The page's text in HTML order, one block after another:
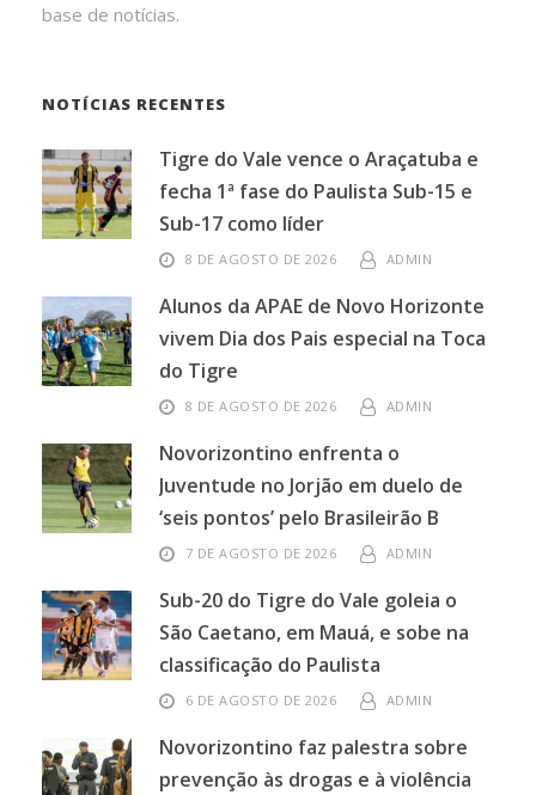
base de notícias.
NOTÍCIAS RECENTES
Tigre do Vale vence o Araçatuba e
fecha 1ª fase do Paulista Sub-15 e
Sub-17 como líder
8 DE AGOSTO DE 2026 ADMIN
Alunos da APAE de Novo Horizonte
vivem Dia dos Pais especial na Toca
do Tigre
8 DE AGOSTO DE 2026 ADMIN
Novorizontino enfrenta o
Juventude no Jorjão em duelo de
‘seis pontos’ pelo Brasileirão B
7 DE AGOSTO DE 2026 ADMIN
Sub-20 do Tigre do Vale goleia o
São Caetano, em Mauá, e sobe na
classificação do Paulista
6 DE AGOSTO DE 2026 ADMIN
Novorizontino faz palestra sobre
prevenção às drogas e à violência